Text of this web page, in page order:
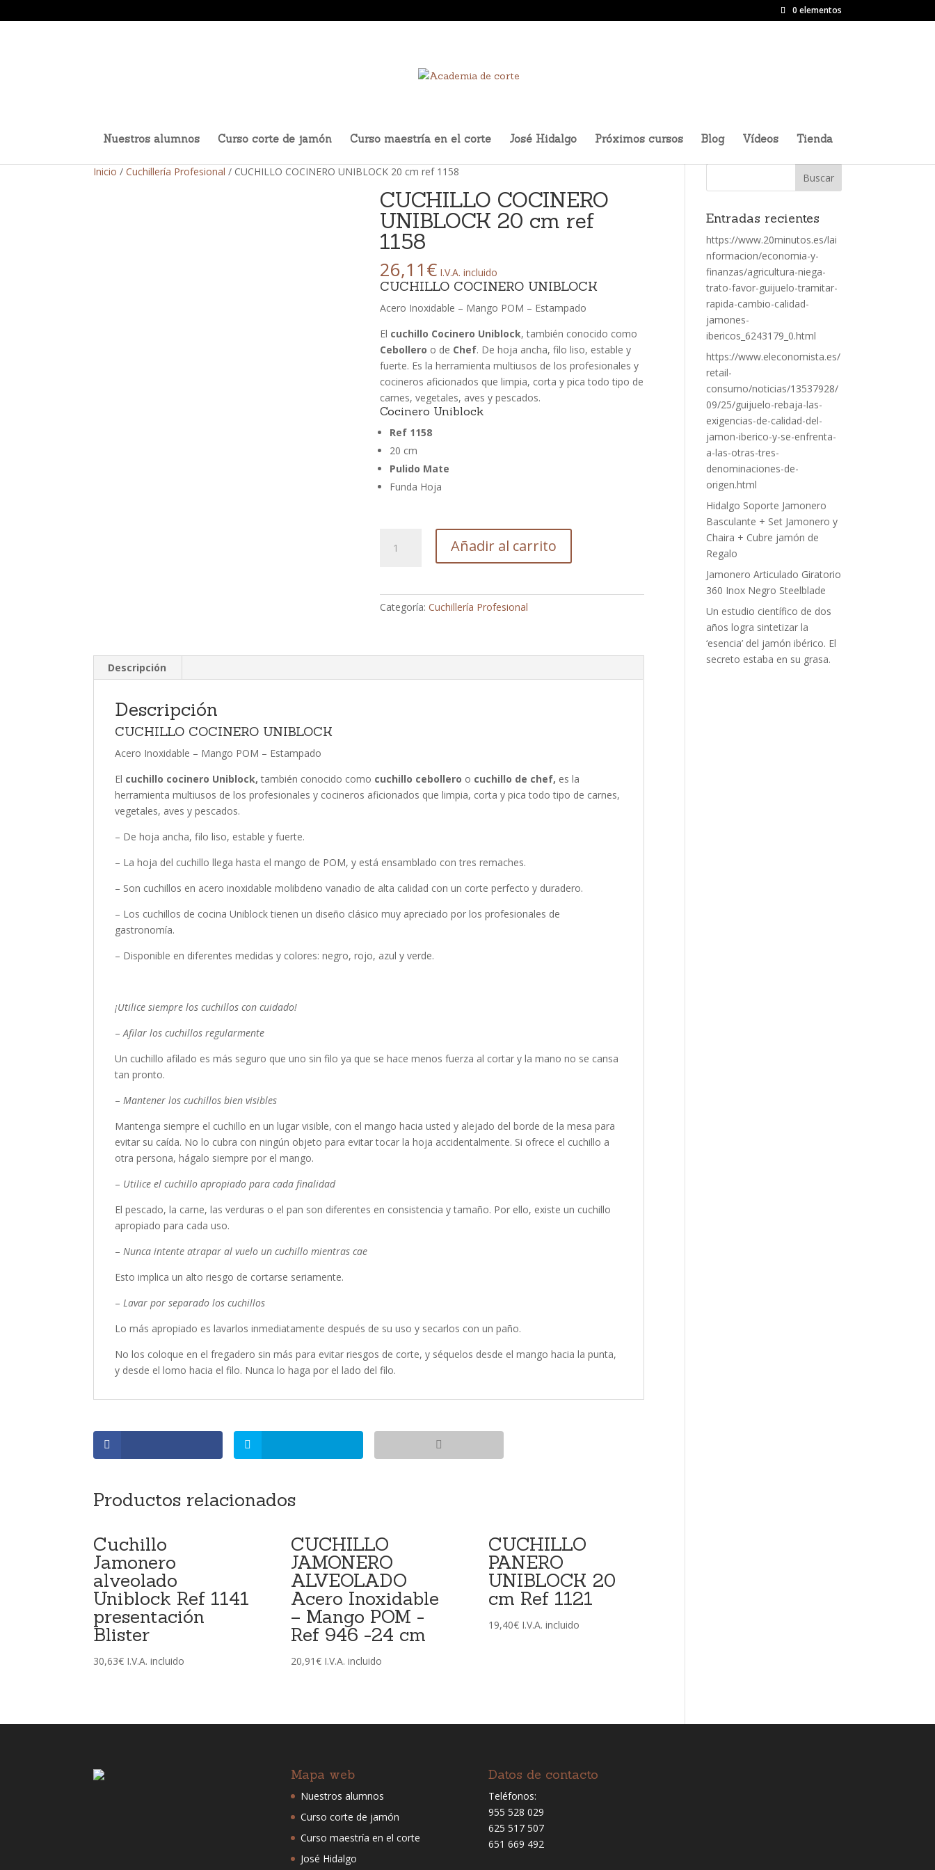
0 elementos
Nuestros alumnos Curso corte de jamón Curso maestría en el corte José Hidalgo Próximos cursos Blog Vídeos Tienda
Inicio /Cuchillería Profesional / CUCHILLO COCINERO UNIBLOCK 20 cm ref 1158
CUCHILLO COCINERO
UNIBLOCK 20 cm ref
1158
26,11€ I.V.A. incluido
CUCHILLO COCINERO UNIBLOCK
Acero Inoxidable – Mango POM – Estampado
El cuchillo Cocinero Uniblock, también conocido como
Cebollero o de Chef. De hoja ancha, filo liso, estable y
fuerte. Es la herramienta multiusos de los profesionales y
cocineros aficionados que limpia, corta y pica todo tipo de
carnes, vegetales, aves y pescados.
Cocinero Uniblock
Ref 1158
20 cm
Pulido Mate
Funda Hoja
COCINERO
Añadir al carrito
Categoría:Cuchillería Profesional
Descripción
Descripción
CUCHILLO COCINERO UNIBLOCK
Acero Inoxidable – Mango POM – Estampado
El cuchillo cocinero Uniblock, también conocido como cuchillo cebollero o cuchillo de chef, es la
herramienta multiusos de los profesionales y cocineros aficionados que limpia, corta y pica todo tipo de carnes,
vegetales, aves y pescados.
– De hoja ancha, filo liso, estable y fuerte.
– La hoja del cuchillo llega hasta el mango de POM, y está ensamblado con tres remaches.
– Son cuchillos en acero inoxidable molibdeno vanadio de alta calidad con un corte perfecto y duradero.
– Los cuchillos de cocina Uniblock tienen un diseño clásico muy apreciado por los profesionales de
gastronomía.
– Disponible en diferentes medidas y colores: negro, rojo, azul y verde.
¡Utilice siempre los cuchillos con cuidado!
–Afilar los cuchillos regularmente
Un cuchillo afilado es más seguro que uno sin filo ya que se hace menos fuerza al cortar y la mano no se cansa
tan pronto.
–Mantener los cuchillos bien visibles
Mantenga siempre el cuchillo en un lugar visible, con el mango hacia usted y alejado del borde de la mesa para
evitar su caída. No lo cubra con ningún objeto para evitar tocar la hoja accidentalmente. Si ofrece el cuchillo a
otra persona, hágalo siempre por el mango.
– Utilice el cuchillo apropiado para cada finalidad
El pescado, la carne, las verduras o el pan son diferentes en consistencia y tamaño. Por ello, existe un cuchillo
apropiado para cada uso.
–Nunca intente atrapar al vuelo un cuchillo mientras cae
Esto implica un alto riesgo de cortarse seriamente.
–Lavar por separado los cuchillos
Lo más apropiado es lavarlos inmediatamente después de su uso y secarlos con un paño.
No los coloque en el fregadero sin más para evitar riesgos de corte, y séquelos desde el mango hacia la punta,
y desde el lomo hacia el filo. Nunca lo haga por el lado del filo.
Productos relacionados
Cuchillo
Jamonero
alveolado
Uniblock Ref 1141
presentación
Blister
30,63€ I.V.A. incluido
CUCHILLO
JAMONERO
ALVEOLADO
Acero Inoxidable
– Mango POM -
Ref 946 -24 cm
20,91€ I.V.A. incluido
CUCHILLO
PANERO
UNIBLOCK 20
cm Ref 1121
19,40€ I.V.A. incluido
Entradas recientes
https://www.20minutos.es/lai
nformacion/economia-y-
finanzas/agricultura-niega-
trato-favor-guijuelo-tramitar-
rapida-cambio-calidad-
jamones-
ibericos_6243179_0.html
https://www.eleconomista.es/
retail-
consumo/noticias/13537928/
09/25/guijuelo-rebaja-las-
exigencias-de-calidad-del-
jamon-iberico-y-se-enfrenta-
a-las-otras-tres-
denominaciones-de-
origen.html
Hidalgo Soporte Jamonero
Basculante + Set Jamonero y
Chaira + Cubre jamón de
Regalo
Jamonero Articulado Giratorio
360 Inox Negro Steelblade
Un estudio científico de dos
años logra sintetizar la
‘esencia’ del jamón ibérico. El
secreto estaba en su grasa.
Mapa web
Nuestros alumnos
Curso corte de jamón
Curso maestría en el corte
José Hidalgo
Datos de contacto
Teléfonos:
955 528 029
625 517 507
651 669 492